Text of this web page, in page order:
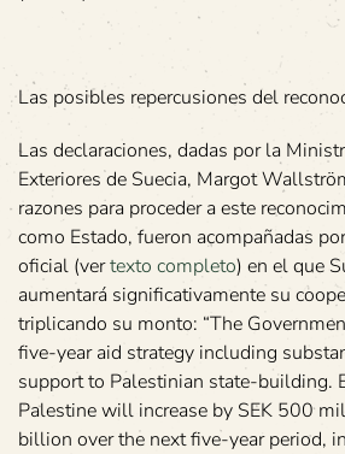
Las posibles repercusiones del
Las declaraciones, dadas por la
Exteriores de Suecia, Margot
razones para proceder a este
como Estado, fueron acompañadas
oficial (vertexto completo) en el que
aumentará significativamente su
triplicando su monto: “The
five-year aid strategy including
support to Palestinian state-building.
Palestine will increase by SEK 500
billion over the next five-year period,